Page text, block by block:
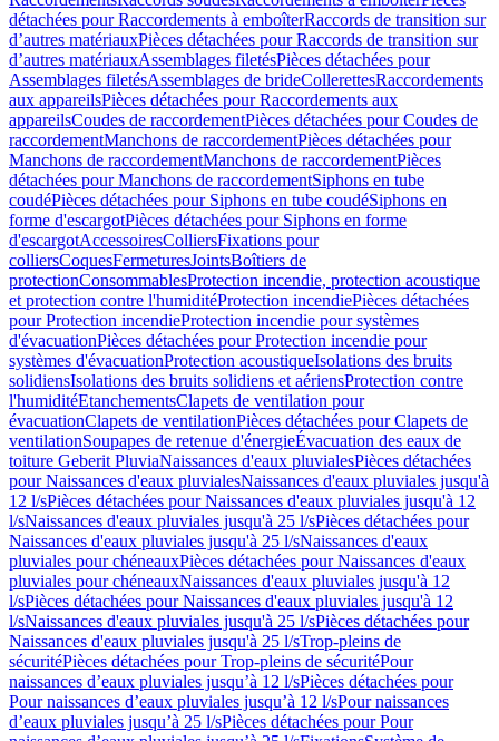
détachées pour Raccordements à emboîterRaccords de transition sur
d’autres matériauxPièces détachées pour Raccords de transition sur
d’autres matériauxAssemblages filetésPièces détachées pour
Assemblages filetésAssemblages de brideCollerettesRaccordements
aux appareilsPièces détachées pour Raccordements aux
appareilsCoudes de raccordementPièces détachées pour Coudes de
raccordementManchons de raccordementPièces détachées pour
Manchons de raccordementManchons de raccordementPièces
détachées pour Manchons de raccordementSiphons en tube
coudéPièces détachées pour Siphons en tube coudéSiphons en
forme d'escargotPièces détachées pour Siphons en forme
d'escargotAccessoiresColliersFixations pour
colliersCoquesFermeturesJointsBoîtiers de
protectionConsommablesProtection incendie, protection acoustique
et protection contre l'humiditéProtection incendiePièces détachées
pour Protection incendieProtection incendie pour systèmes
d'évacuationPièces détachées pour Protection incendie pour
systèmes d'évacuationProtection acoustiqueIsolations des bruits
solidiensIsolations des bruits solidiens et aériensProtection contre
l'humiditéEtanchementsClapets de ventilation pour
évacuationClapets de ventilationPièces détachées pour Clapets de
ventilationSoupapes de retenue d'énergieÉvacuation des eaux de
toiture Geberit PluviaNaissances d'eaux pluvialesPièces détachées
pour Naissances d'eaux pluvialesNaissances d'eaux pluviales jusqu'à
12 l/sPièces détachées pour Naissances d'eaux pluviales jusqu'à 12
l/sNaissances d'eaux pluviales jusqu'à 25 l/sPièces détachées pour
Naissances d'eaux pluviales jusqu'à 25 l/sNaissances d'eaux
pluviales pour chéneauxPièces détachées pour Naissances d'eaux
pluviales pour chéneauxNaissances d'eaux pluviales jusqu'à 12
l/sPièces détachées pour Naissances d'eaux pluviales jusqu'à 12
l/sNaissances d'eaux pluviales jusqu'à 25 l/sPièces détachées pour
Naissances d'eaux pluviales jusqu'à 25 l/sTrop-pleins de
sécuritéPièces détachées pour Trop-pleins de sécuritéPour
naissances d’eaux pluviales jusqu’à 12 l/sPièces détachées pour
Pour naissances d’eaux pluviales jusqu’à 12 l/sPour naissances
d’eaux pluviales jusqu’à 25 l/sPièces détachées pour Pour